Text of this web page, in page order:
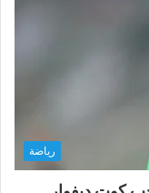
رياضة